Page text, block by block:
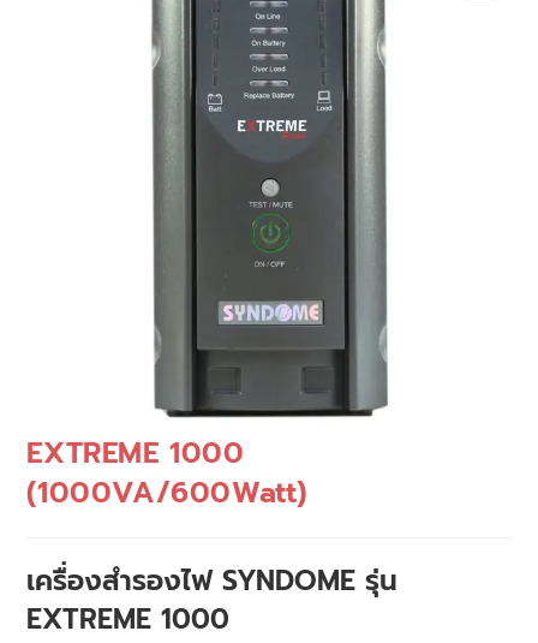
EXTREME 1000
(1000VA/600Watt)
เครื่องสำรองไฟ SYNDOME รุ่น
EXTREME 1000